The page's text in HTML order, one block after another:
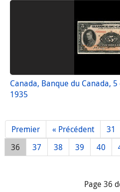
Canada, Banque du Canada,
1935
Premier « Précédent 31
36
37 38 39 40
Page 36